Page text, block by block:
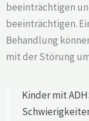
beeinträchtigen
beeinträchtigen.
Behandlung
mit der Störung
Kinder mit